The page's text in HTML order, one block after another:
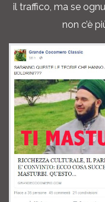
il traffico, ma se
non c’è